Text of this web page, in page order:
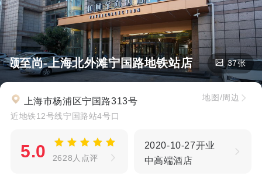
颐至尚-上海北外滩宁国路地铁站店 37张
上海市杨浦区宁国路313号
近地铁12号线宁国路站4号口
地图/周边
5.0 2628人点评
2020-10-27开业
中高端酒店